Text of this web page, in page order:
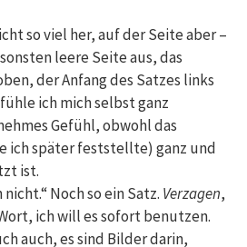
so viel her, auf der Seite aber –
leere Seite aus, das
der Anfang des Satzes links
ich mich selbst ganz
Gefühl, obwohl das
ich später feststellte) ganz und
ist.
Noch so ein Satz. Verzagen,
ich will es sofort benutzen.
auch, es sind Bilder darin,